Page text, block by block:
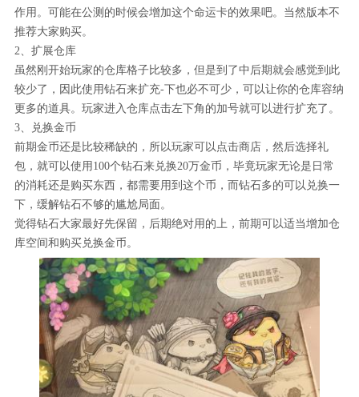
作用。可能在公测的时候会增加这个命运卡的效果吧。当然版本不
推荐大家购买。
2、扩展仓库
虽然刚开始玩家的仓库格子比较多，但是到了中后期就会感觉到此
较少了，因此使用钻石来扩充-下也必不可少，可以让你的仓库容纳
更多的道具。玩家进入仓库点击左下角的加号就可以进行扩充了。
3、兑换金币
前期金币还是比较稀缺的，所以玩家可以点击商店，然后选择礼
包，就可以使用100个钻石来兑换20万金币，毕竟玩家无论是日常
的消耗还是购买东西，都需要用到这个币，而钻石多的可以兑换一
下，缓解钻石不够的尴尬局面。
觉得钻石大家最好先保留，后期绝对用的上，前期可以适当增加仓
库空间和购买兑换金币。